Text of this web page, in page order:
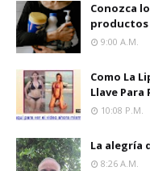
Conozca
productos
9:00 A.m.
Como La
Llave
10:08 P.m.
La alegría
8:26 A.m.